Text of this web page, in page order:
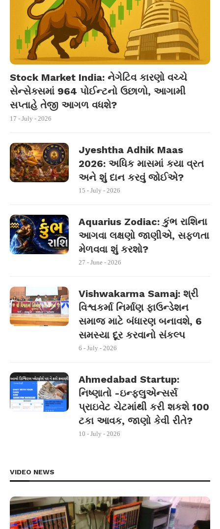
Stock Market India: નેગેટિવ કારણો વચ્ચે
સેન્સેક્સમાં 964 પોઈન્ટનો ઉછાળો, આગામી
સપ્તાહે તેજી આગળ વધશે?
17 - July - 2026
Jyeshtha Adhik Maas
2026: અધિક માસમાં કયા વ્રત
અને શું દાન કરવું જોઈએ?
15 - July - 2026
Aquarius Zodiac: કુંભ રાશિના
આગવા લક્ષણો જાણીએ, સફળતા
મેળવવા શું કરશો?
27 - June - 2026
Vishwakarma Samaj: શ્રી
વિશ્વકર્મા નિર્માણ ફાઉન્ડેશન
સમાજ માટે બંધારણ બનાવશે, 6
સમસ્યા દૂર કરવાનો સંકલ્પ
6 - July - 2026
Ahmedabad Startup:
નિષ્ણાતો -ઇન્ફ્લુએન્સર્સ
પ્રાઇવેટ ચેટમાંથી કરી શકશે 100
ટકા આવક, જાણો કેવી રીતે?
10 - July - 2026
VIDEO NEWS